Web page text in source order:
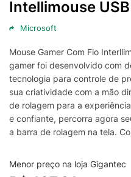
Intellimouse
Microsoft
Mouse Gamer Com Fio
gamer foi desenvolvido com
tecnologia para controle de
sua criatividade com a mão
de rolagem para a
e confiante, percorra agora
a barra de rolagem na tela.
com apenas um clique
funções favoritos.
Fio Intellimouse USB - Preto/
Menor preço na loja Gigantec